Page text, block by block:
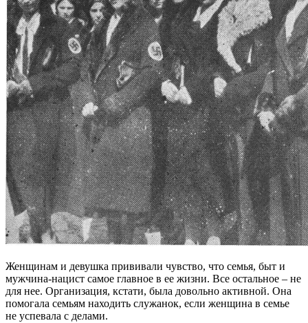
Женщинам и девушка прививали чувство, что семья, быт и
мужчина-нацист самое главное в ее жизни. Все остальное – не
для нее. Организация, кстати, была довольно активной. Она
помогала семьям находить служанок, если женщина в семье
не успевала с делами.